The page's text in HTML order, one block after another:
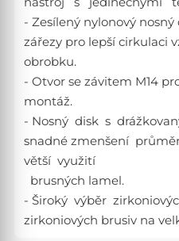
- Zesílený nylonový
zářezy pro lepší cirkulaci
obrobku.
- Otvor se závitem M14
montáž.
- Nosný disk s
snadné zmenšení
větší využití
brusných lamel.
- Široký výběr
zirkoniových brusiv na